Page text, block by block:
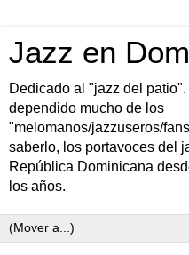
Jazz en
Dedicado al "jazz del
dependido mucho de los
"melomanos/jazzuseros/
saberlo, los portavoces del
República Dominicana
los años.